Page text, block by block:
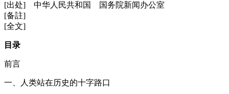
[出处] 中华人民共和国 国务院新闻办公室
[备註]
[全文]
目录
前言
一、人类站在历史的十字路口